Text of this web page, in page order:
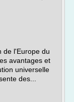
de l'Europe du
avantages et
universelle
des...